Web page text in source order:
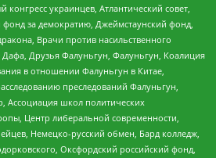
украинцев, Атлантический совет,
фонд за демократию, Джеймстаунский фонд,
Врачи против насильственного
Друзья Фалуньгун, Фалуньгун, Коалиция
в отношении Фалуньгун в Китае,
преследований Фалуньгун,
Ассоциация школ политических
Центр либеральной современности,
Немецко-русский обмен, Бард колледж,
Оксфордский российский фонд,